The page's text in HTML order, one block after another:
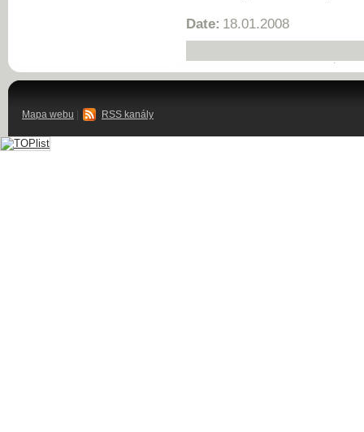
Date: 18.01.2008
Mapa webu RSS kanály